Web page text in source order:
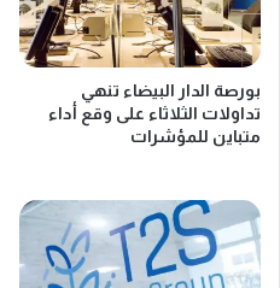
بورصة الدار البيضاء تنهي
تداولات الثلاثاء على وقع أداء
متباين للمؤشرات